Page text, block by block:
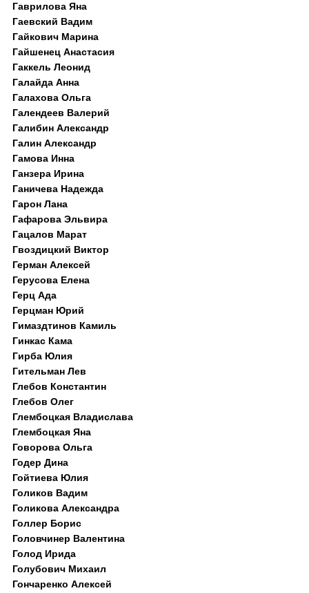
Гаврилова Яна
Гаевский Вадим
Гайкович Марина
Гайшенец Анастасия
Гаккель Леонид
Галайда Анна
Галахова Ольга
Галендеев Валерий
Галибин Александр
Галин Александр
Гамова Инна
Ганзера Ирина
Ганичева Надежда
Гарон Лана
Гафарова Эльвира
Гацалов Марат
Гвоздицкий Виктор
Герман Алексей
Герусова Елена
Герц Ада
Герцман Юрий
Гимаздтинов Камиль
Гинкас Кама
Гирба Юлия
Гительман Лев
Глебов Константин
Глебов Олег
Глембоцкая Владислава
Глембоцкая Яна
Говорова Ольга
Годер Дина
Гойтиева Юлия
Голиков Вадим
Голикова Александра
Голлер Борис
Головчинер Валентина
Голод Ирида
Голубович Михаил
Гончаренко Алексей